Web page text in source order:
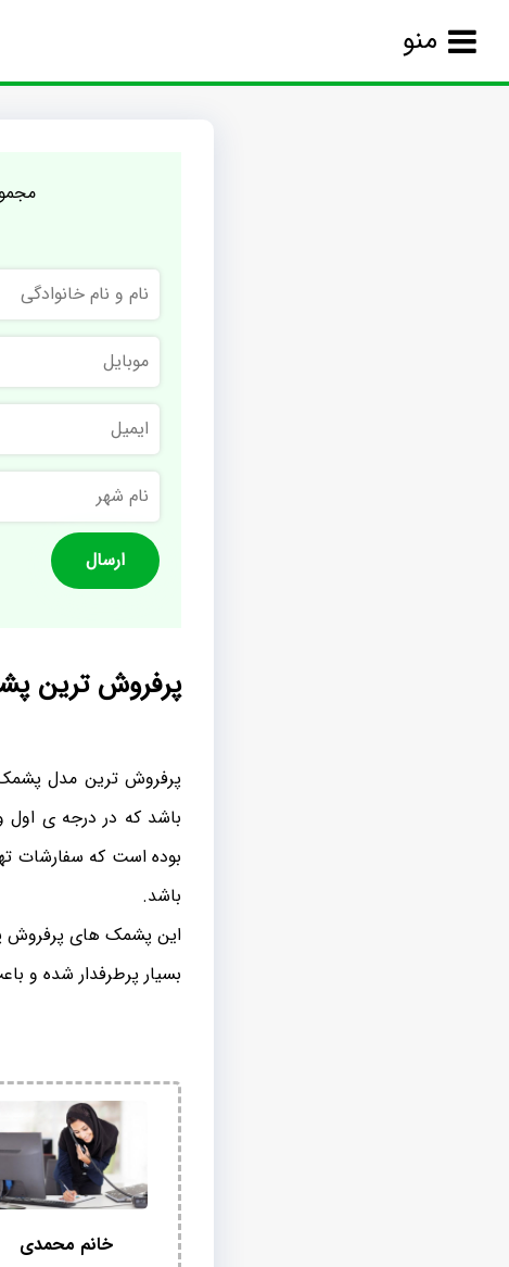
منو
و
نام
خانوادگی
موبایل
ایمیل
نام
شهر
پرفروش ترین
پرفروش ترین مدل پشمک
باشد که در درجه ی اول
بوده است که سفارشات
باشد.
این پشمک های پرفروش
بسیار پرطرفدار شده و
خانم محمدی